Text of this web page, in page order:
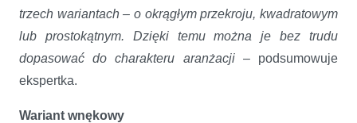
trzech wariantach – o okrągłym przekroju, kwadratowym
lub prostokątnym. Dzięki temu można je bez trudu
dopasować do charakteru aranżacji – podsumowuje
ekspertka.
Wariant wnękowy